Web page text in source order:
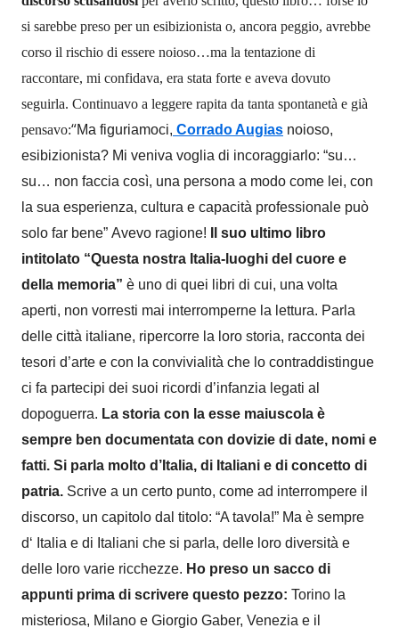
si sarebbe preso per un esibizionista o, ancora peggio, avrebbe
corso il rischio di essere noioso…ma la tentazione di
raccontare, mi confidava, era stata forte e aveva dovuto
seguirla. Continuavo a leggere rapita da tanta spontanetà e già
pensavo:“Ma figuriamoci, Corrado Augias noioso,
esibizionista? Mi veniva voglia di incoraggiarlo: “su…
su… non faccia così, una persona a modo come lei, con
la sua esperienza, cultura e capacità professionale può
solo far bene” Avevo ragione! Il suo ultimo libro
intitolato “Questa nostra Italia-luoghi del cuore e
della memoria” è uno di quei libri di cui, una volta
aperti, non vorresti mai interromperne la lettura. Parla
delle città italiane, ripercorre la loro storia, racconta dei
tesori d’arte e con la convivialità che lo contraddistingue
ci fa partecipi dei suoi ricordi d’infanzia legati al
dopoguerra. La storia con la esse maiuscola è
sempre ben documentata con dovizie di date, nomi e
fatti. Si parla molto d’Italia, di Italiani e di concetto di
patria. Scrive a un certo punto, come ad interrompere il
discorso, un capitolo dal titolo: “A tavola!” Ma è sempre
d‘ Italia e di Italiani che si parla, delle loro diversità e
delle loro varie ricchezze. Ho preso un sacco di
appunti prima di scrivere questo pezzo: Torino la
misteriosa, Milano e Giorgio Gaber, Venezia e il